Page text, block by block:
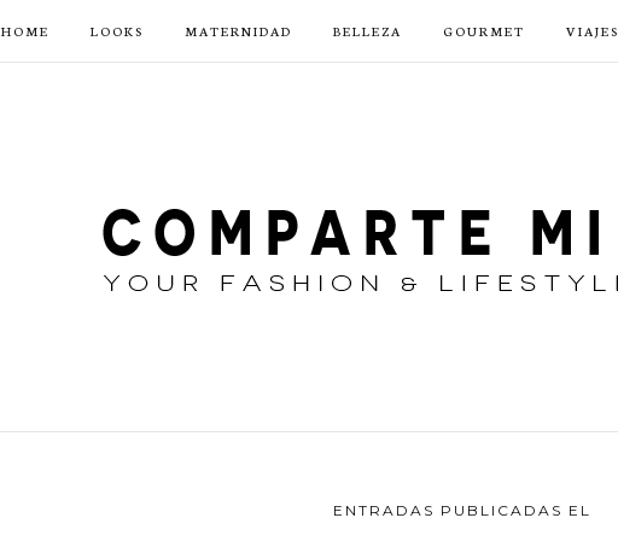
HOME LOOKS MATERNIDAD BELLEZA GOURMET VIAJES
ENTRADAS PUBLICADAS EL